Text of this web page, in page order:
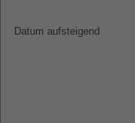
Datum aufsteigend